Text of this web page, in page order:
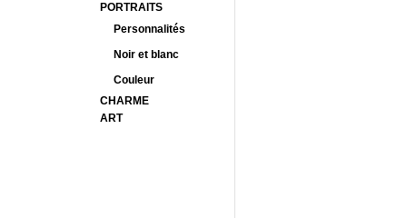
PORTRAITS
Personnalités
Noir et blanc
Couleur
CHARME
ART